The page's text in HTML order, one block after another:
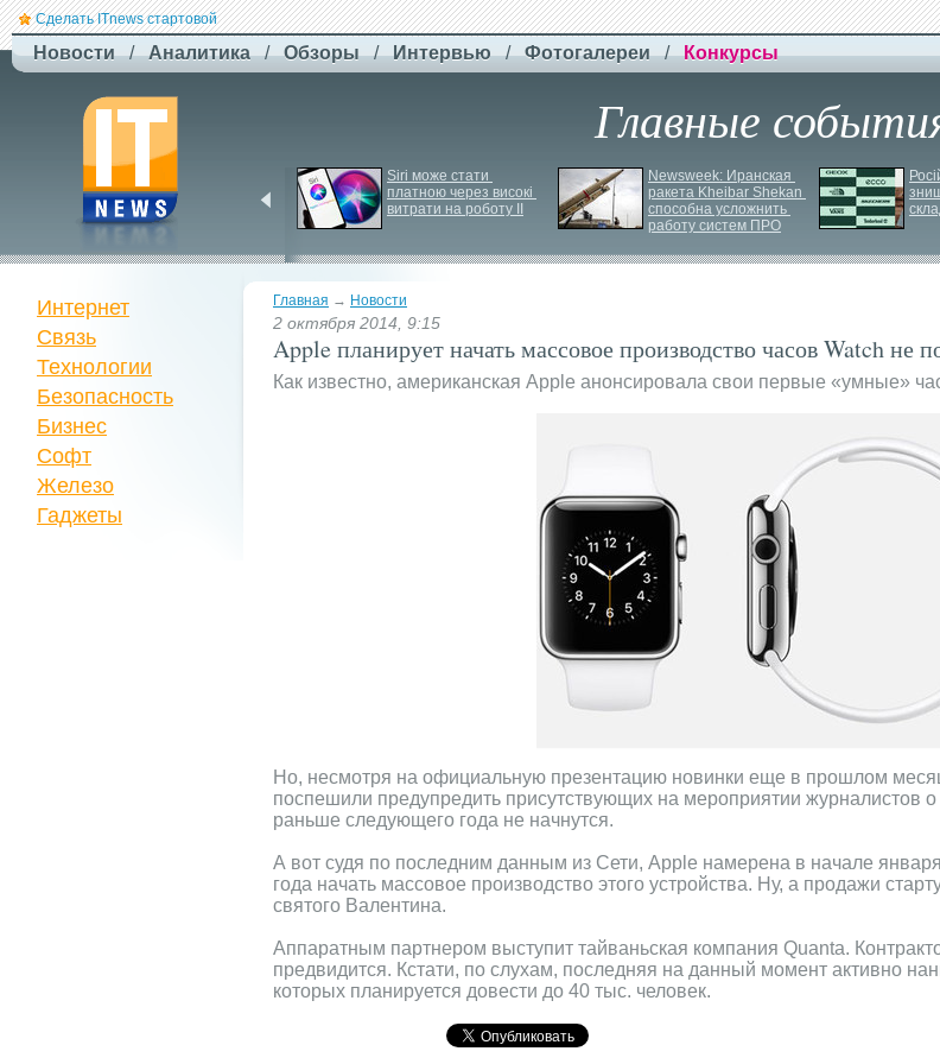
Сделать ITnews стартовой
Новости / Аналитика / Обзоры / Интервью / Фотогалереи / Конкурсы
Главные
нової серії станцій -
STREAM 5000
Siri може стати
платною через високі
витрати на роботу ІІ
Newsweek: Иранская
ракета Kheibar Shekan
способна усложнить
работу систем ПРО
Главная → Новости
2 октября 2014, 9:15
Apple планирует начать массовое производство часов Watch не
Как известно, американская Apple анонсировала свои первые «умные»
Но, несмотря на официальную презентацию новинки еще в прошлом
поспешили предупредить присутствующих на мероприятии журналистов о
раньше следующего года не начнутся.
А вот судя по последним данным из Сети, Apple намерена в начале
года начать массовое производство этого устройства. Ну, а продажи
святого Валентина.
Аппаратным партнером выступит тайваньская компания Quanta.
предвидится. Кстати, по слухам, последняя на данный момент активно
которых планируется довести до 40 тыс. человек.
Интернет
Связь
Технологии
Безопасность
Бизнес
Софт
Железо
Гаджеты